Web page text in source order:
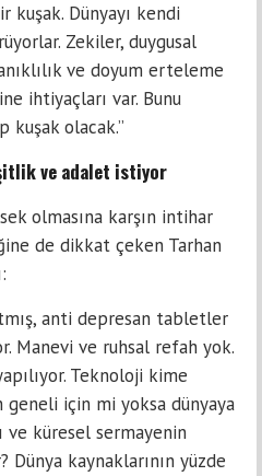
Dünyayı kendi
Zekiler, duygusal
ve doyum erteleme
ihtiyaçları var. Bunu
kuşak olacak.”
ve adalet istiyor
olmasına karşın intihar
de dikkat çeken Tarhan
anti depresan tabletler
Manevi ve ruhsal refah yok.
Teknoloji kime
geneli için mi yoksa dünyaya
ve küresel sermayenin
Dünya kaynaklarının yüzde